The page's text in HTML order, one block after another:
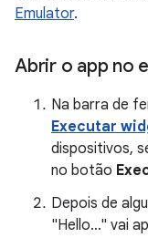
Emulator.
Abrir o app no
Na barra de
Executar
dispositivos,
no botão
Depois de
"Hello…" vai